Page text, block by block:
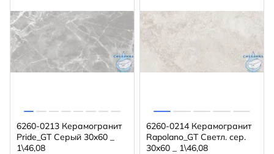
6260-0213 Керамогранит
Pride_GT Серый 30x60 _
1\46,08
6260-0214 Керамогранит
Rapolano_GT Светл. сер.
30x60 _ 1\46,08